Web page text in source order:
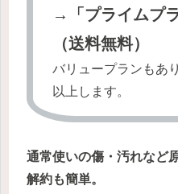
→「プライムプ
（送料無料）
バリュープランもあ
以上します。
通常使いの傷・汚れなど
解約も簡単。